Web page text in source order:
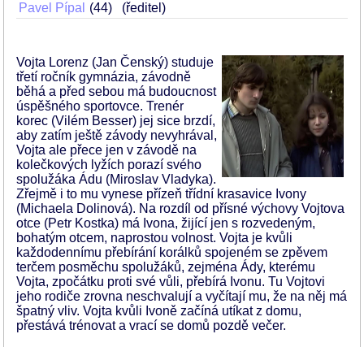
Pavel Pípal 44 (ředitel)
Vojta Lorenz (Jan Čenský) studuje
třetí ročník gymnázia, závodně
běhá a před sebou má budoucnost
úspěšného sportovce. Trenér
korec (Vilém Besser) jej sice brzdí,
aby zatím ještě závody nevyhrával,
Vojta ale přece jen v závodě na
kolečkových lyžích porazí svého
spolužáka Ádu (Miroslav Vladyka).
Zřejmě i to mu vynese přízeň třídní krasavice Ivony
(Michaela Dolinová). Na rozdíl od přísné výchovy Vojtova
otce (Petr Kostka) má Ivona, žijící jen s rozvedeným,
bohatým otcem, naprostou volnost. Vojta je kvůli
každodennímu přebírání korálků spojeném se zpěvem
terčem posměchu spolužáků, zejména Ády, kterému
Vojta, zpočátku proti své vůli, přebírá Ivonu. Tu Vojtovi
jeho rodiče zrovna neschvalují a vyčítají mu, že na něj má
špatný vliv. Vojta kvůli Ivoně začíná utíkat z domu,
přestává trénovat a vrací se domů pozdě večer.